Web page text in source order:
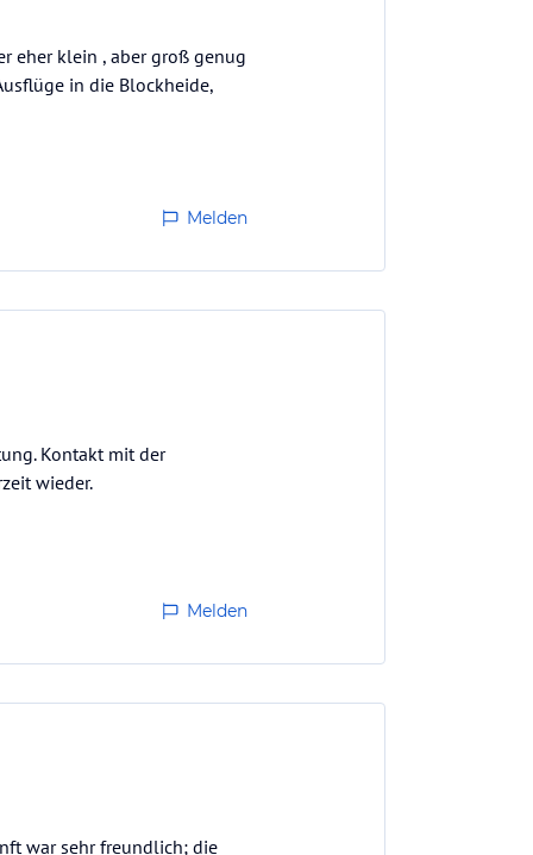
eher klein , aber groß genug
in die Blockheide,
Melden
Kontakt mit der
wieder.
Melden
war sehr freundlich; die